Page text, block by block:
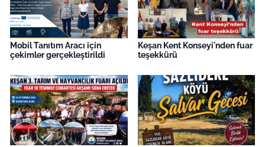
Mobil Tanıtım Aracı için
çekimler gerçekleştirildi
Keşan Kent Konseyi'nden fuar
teşekkürü